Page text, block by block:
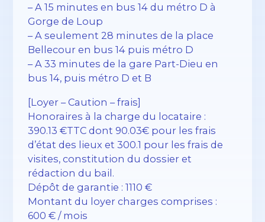
– A 15 minutes en bus 14 du métro D à
Gorge de Loup
– A seulement 28 minutes de la place
Bellecour en bus 14 puis métro D
– A 33 minutes de la gare Part-Dieu en
bus 14, puis métro D et B
[Loyer – Caution – frais]
Honoraires à la charge du locataire :
390.13 €TTC dont 90.03€ pour les frais
d’état des lieux et 300.1 pour les frais de
visites, constitution du dossier et
rédaction du bail.
Dépôt de garantie : 1110 €
Montant du loyer charges comprises :
600 € / mois